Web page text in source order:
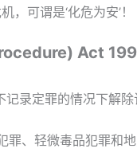
可谓是‘化危为安’！
Act
录定罪的情况下解
罪、轻微毒品犯罪和